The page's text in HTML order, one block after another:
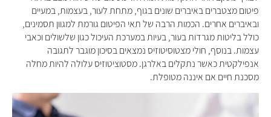
פיטום מצטברים באיברים שונים בגוף, מתחת לעור, בעצמות, במעיים
ובאיברים אחרים. הכמות הרבה של תאי הפיטום גורמת למגוון תסמינים,
כולל בליטות מגרדות בעור, בעיות במערכת העיכול כגון שלשולים וכאבי
עצמות. בנוסף, חולי מצטוסיטוזיס נמצאים בסיכון מוגבר לתגובה
אנפילקטית כאשר נתקלים באלרגן. מסטוציטוזיס עלולה להיות מחלה
מסכנת חיים אם איננה מטופלת.